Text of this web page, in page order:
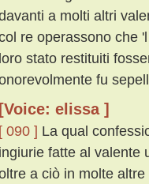
a molti altri
re operassono che
loro stato restituiti
fu
[Voice: elissa ]
[ 090 ] La qual
ingiurie fatte al valente
a ciò in molte